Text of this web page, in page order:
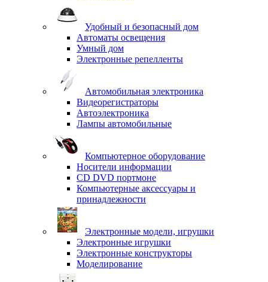
Удобный и безопасный дом
Автоматы освещения
Умный дом
Электронные репелленты
Автомобильная электроника
Видеорегистраторы
Автоэлектроника
Лампы автомобильные
Компьютерное оборудование
Носители информации
CD DVD портмоне
Компьютерные аксессуары и
принадлежности
Электронные модели, игрушки
Электронные игрушки
Электронные конструкторы
Моделирование